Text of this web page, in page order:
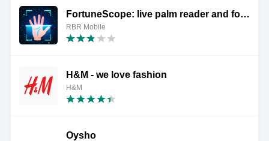
FortuneScope: live palm reader and fortune teller
RBR Mobile
H&M - we love fashion
H&M
Oysho